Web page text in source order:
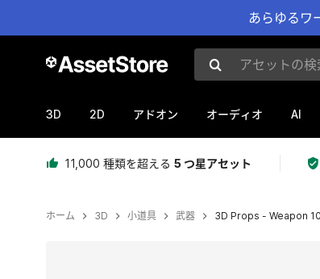
あらゆるワ
アセットの検索
3D 2D アドオン オーディオ AI
11,000 種類を超える 5 つ星アセット
ホーム 3D 小道具 武器 3D Props - Weapon